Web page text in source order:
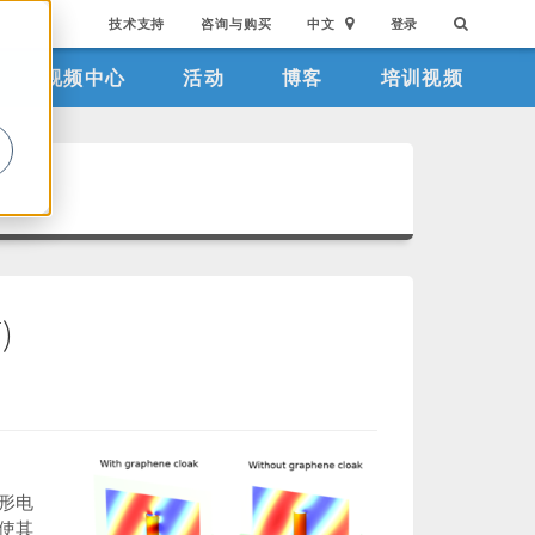
技术支持 咨询与购买 中文 登录
视频中心 活动 博客 培训视频
电
其